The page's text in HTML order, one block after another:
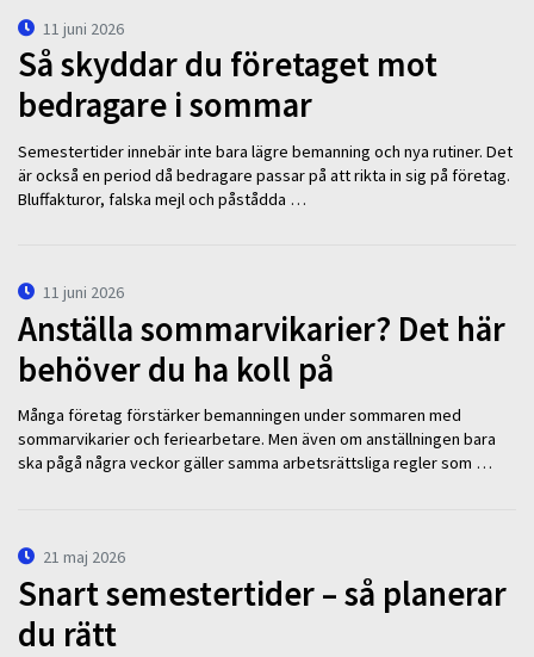
11 juni 2026
Så skyddar du företaget mot
bedragare i sommar
Semestertider innebär inte bara lägre bemanning och nya rutiner. Det
är också en period då bedragare passar på att rikta in sig på företag.
Bluffakturor, falska mejl och påstådda …
11 juni 2026
Anställa sommarvikarier? Det här
behöver du ha koll på
Många företag förstärker bemanningen under sommaren med
sommarvikarier och feriearbetare. Men även om anställningen bara
ska pågå några veckor gäller samma arbetsrättsliga regler som …
21 maj 2026
Snart semestertider – så planerar
du rätt